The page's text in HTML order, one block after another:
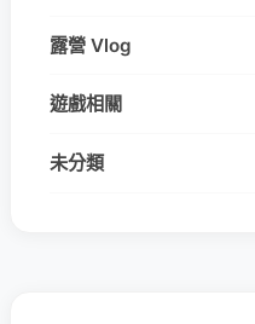
露營 Vlog
遊戲相關
未分類